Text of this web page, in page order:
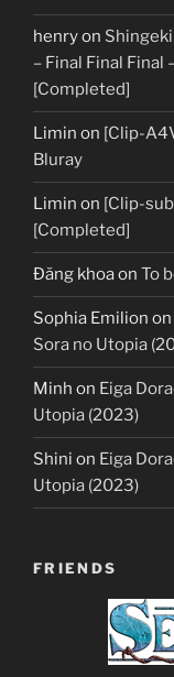
henryon
– Final Final Final
[Completed]
Limin on [Clip-
Bluray
Limin on [Clip-
[Completed]
Đăng khoaon To
Sophia Emilion on
Sora no Utopia
Minh on Eiga
Utopia (2023)
Shini on Eiga
Utopia (2023)
FRIENDS